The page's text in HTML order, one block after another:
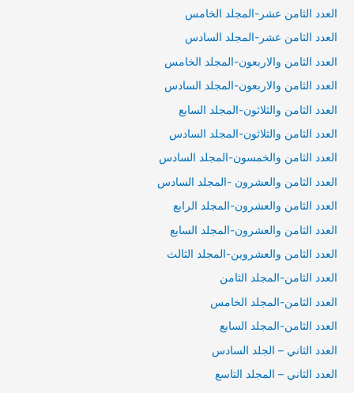
العدد الثامن عشر-المجلد الخامس
العدد الثامن عشر-المجلد السادس
العدد الثامن والاربعون-المجلد الخامس
العدد الثامن والاربعون-المجلد السادس
العدد الثامن والثلاثون-المجلد السابع
العدد الثامن والثلاثون-المجلد السادس
العدد الثامن والخمسون-المجلد السادس
العدد الثامن والعشرون -المجلد السادس
العدد الثامن والعشرون-المجلد الرابع
العدد الثامن والعشرون-المجلد السابع
العدد الثامن والعشروين-المجلد الثالث
العدد الثامن-المجلد الثامن
العدد الثامن-المجلد الخامس
العدد الثامن-المجلد السابع
العدد الثاني – الجلد السادس
العدد الثاني – المجلد التاسع